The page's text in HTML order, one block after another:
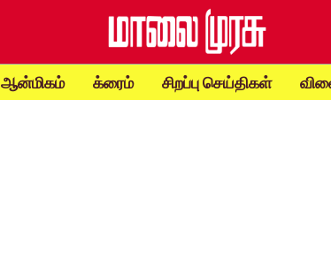
ஆன்மிகம் க்ரைம் சிறப்பு செய்திகள்